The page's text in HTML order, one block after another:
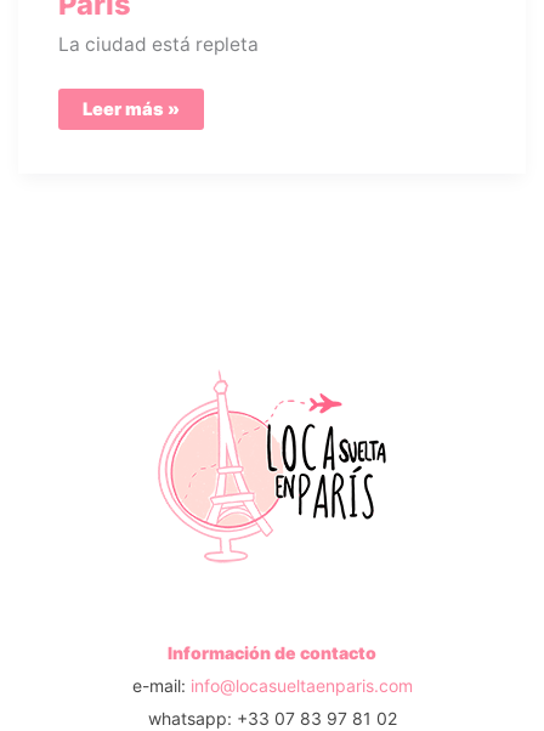
La ciudad está repleta
Ofertas
y
Leer más »
Información de contacto
e-mail: info@locasueltaenparis.com
whatsapp: +33 07 83 97 81 02